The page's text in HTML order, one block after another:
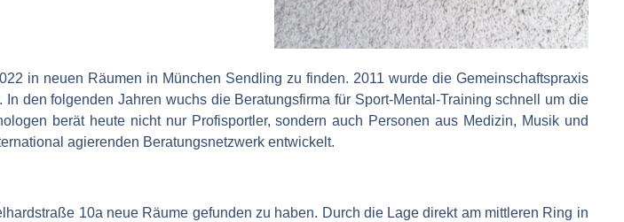
in neuen Räumen in München Sendling zu finden. 2011 wurde die Gemeinschaftspraxis
In den folgenden Jahren wuchs die Beratungsfirma für Sport-Mental-Training schnell um die
berät heute nicht nur Profisportler, sondern auch Personen aus Medizin, Musik und
agierenden Beratungsnetzwerk entwickelt.
10a neue Räume gefunden zu haben. Durch die Lage direkt am mittleren Ring in